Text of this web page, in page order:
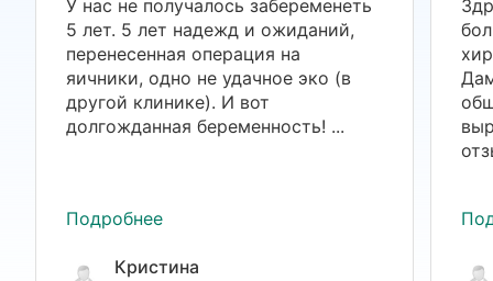
У нас не получалось забеременеть
5 лет. 5 лет надежд и ожиданий,
перенесенная операция на
яичники, одно не удачное эко (в
другой клинике). И вот
долгожданная беременность! ...
Подробнее
Кристина